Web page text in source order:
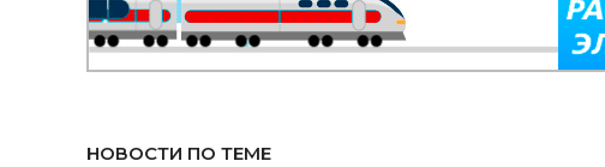
НОВОСТИ ПО ТЕМЕ